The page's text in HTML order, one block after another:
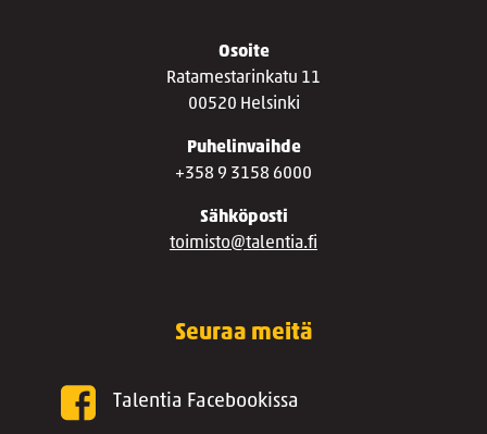
Osoite
Ratamestarinkatu 11
00520 Helsinki
Puhelinvaihde
+358 9 3158 6000
Sähköposti
toimisto@talentia.fi
Seuraa meitä
Talentia Facebookissa